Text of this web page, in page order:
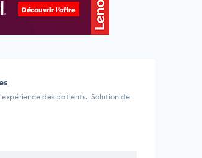
des patients. Solution de